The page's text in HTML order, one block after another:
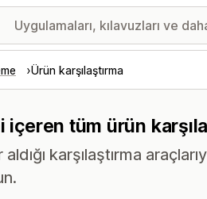
Ürün karşılaştırma
tüm ürün
karşılaştırma